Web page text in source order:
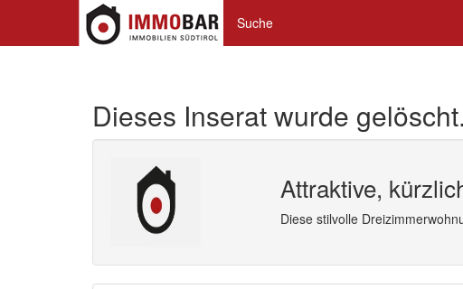
Suche
Dieses Inserat wurde gelöscht.
Attraktive,
Diese stilvolle